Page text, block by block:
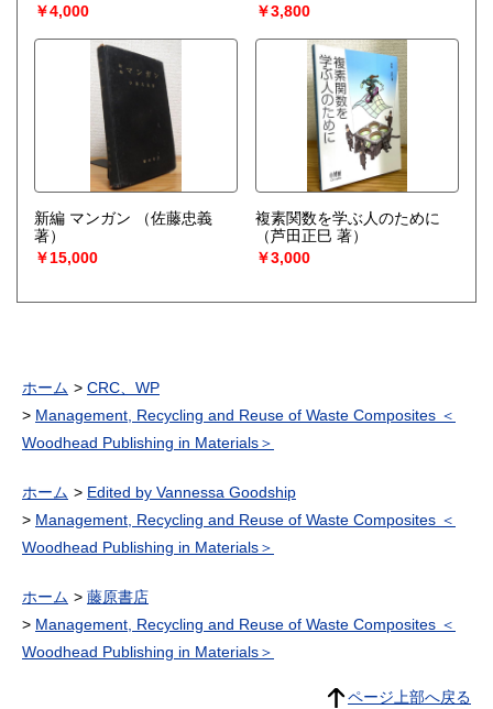
￥4,000
￥3,800
新編 マンガン
（佐藤忠義
著）
￥15,000
複素関数を学ぶ人のために
（芦田正巳 著）
￥3,000
ホーム
CRC、WP
Management, Recycling and Reuse of Waste Composites ＜
Woodhead Publishing in Materials＞
ホーム
Edited by Vannessa Goodship
Management, Recycling and Reuse of Waste Composites ＜
Woodhead Publishing in Materials＞
ホーム
藤原書店
Management, Recycling and Reuse of Waste Composites ＜
Woodhead Publishing in Materials＞
ページ上部へ戻る